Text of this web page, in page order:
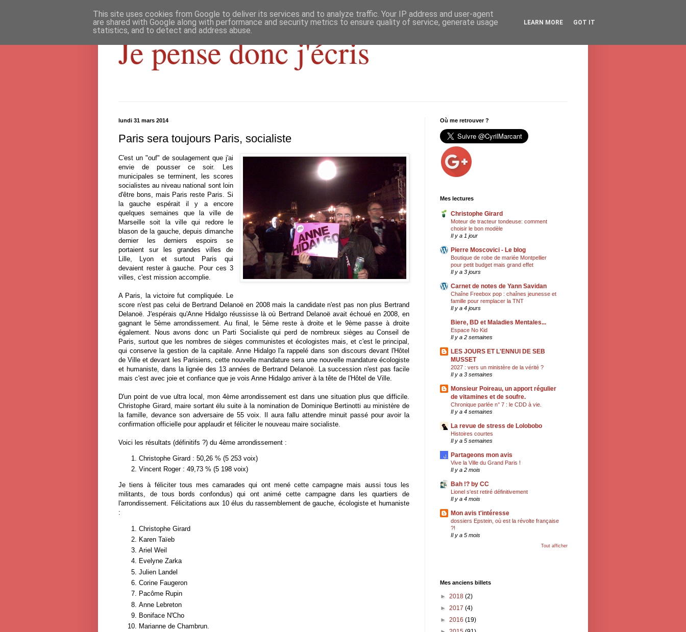
Je pense donc j'écris
lundi 31 mars 2014
Paris sera toujours Paris, socialiste
C'est un "ouf" de soulagement que j'ai
envie de pousser ce soir. Les
municipales se terminent, les scores
socialistes au niveau national sont loin
d'être bons, mais Paris reste Paris. Si
la gauche espérait il y a encore
quelques semaines que la ville de
Marseille soit la ville qui redore le
blason de la gauche, depuis dimanche
dernier les derniers espoirs se
portaient sur les grandes villes de
Lille, Lyon et surtout Paris qui
devaient rester à gauche. Pour ces 3
villes, c'est mission accomplie.
A Paris, la victoire fut compliquée. Le
score n'est pas celui de Bertrand Delanoë en 2008 mais la candidate n'est pas non plus Bertrand
Delanoë. J'espérais qu'Anne Hidalgo réussisse là où Bertrand Delanoë avait échoué en 2008, en
gagnant le 5ème arrondissement. Au final, le 5ème reste à droite et le 9ème passe à droite
également. Nous avons donc un Parti Socialiste qui perd de nombreux sièges au Conseil de
Paris, surtout que les nombres de sièges communistes et écologistes mais, et c'est le principal,
qui conserve la gestion de la capitale. Anne Hidalgo l'a rappelé dans son discours devant l'Hôtel
de Ville et devant les Parisiens, cette nouvelle mandature sera une nouvelle mandature écologiste
et humaniste, dans la lignée des 13 années de Bertrand Delanoë. La succession n'est pas facile
mais c'est avec joie et confiance que je vois Anne Hidalgo arriver à la tête de l'Hôtel de Ville.
D'un point de vue ultra local, mon 4ème arrondissement est dans une situation plus que difficile.
Christophe Girard, maire sortant élu suite à la nomination de Dominique Bertinotti au ministère de
la famille, devance son adversaire de 55 voix. Il aura fallu attendre minuit passé pour avoir la
confirmation officielle pour applaudir et féliciter le nouveau maire socialiste.
Voici les résultats (définitifs ?) du 4ème arrondissement :
Christophe Girard : 50,26 % (5 253 voix)
Vincent Roger : 49,73 % (5 198 voix)
Je tiens à féliciter tous mes camarades qui ont mené cette campagne mais aussi tous les
militants, de tous bords confondus) qui ont animé cette campagne dans les quartiers de
l'arrondissement. Félicitations aux 10 élus du rassemblement de gauche, écologiste et humaniste
:
Christophe Girard
Karen Taïeb
Ariel Weil
Evelyne Zarka
Julien Landel
Corine Faugeron
Pacôme Rupin
Anne Lebreton
Boniface N'Cho
Marianne de Chambrun.
Où me retrouver ?
Mes lectures
Christophe Girard
Moteur de tracteur tondeuse: comment
choisir le bon modèle
Il y a 1 jour
Pierre Moscovici - Le blog
Boutique de robe de mariée Montpellier
pour petit budget mais grand effet
Il y a 3 jours
Carnet de notes de Yann Savidan
Chaîne Freebox pop : chaînes jeunesse et
famille pour remplacer la TNT
Il y a 4 jours
Biere, BD et Maladies Mentales...
Espace No Kid
Il y a 2 semaines
LES JOURS ET L'ENNUI DE SEB
MUSSET
2027 : vers un ministère de la vérité ?
Il y a 3 semaines
Monsieur Poireau, un apport régulier
de vitamines et de soufre.
Chronique parlée n° 7 : le CDD à vie.
Il y a 4 semaines
La revue de stress de Lolobobo
Histoires courtes
Il y a 5 semaines
Partageons mon avis
Vive la Ville du Grand Paris !
Il y a 2 mois
Bah !? by CC
Lionel s'est retiré définitivement
Il y a 4 mois
Mon avis t'intéresse
dossiers Epstein, où est la révolte française
?!
Il y a 5 mois
Tout afficher
Mes anciens billets
► 2018 (2)
► 2017 (4)
► 2016 (19)
This site uses cookies from Google to deliver its services and to analyze traffic. Your IP address and user-agent
are shared with Google along with performance and security metrics to ensure quality of service, generate usage
statistics, and to detect and address abuse.
LEARN MORE GOT IT